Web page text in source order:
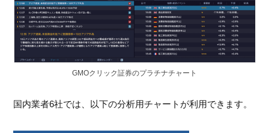
GMOクリック証券のプラチナチャート
国内業者6社では、以下の分析用チャートが利用できます。